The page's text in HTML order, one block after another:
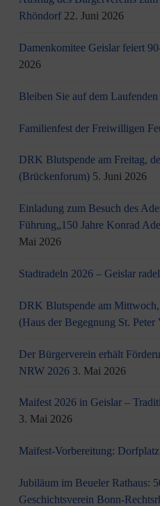
Rhöndorf 22. Juni 2026
Damenkomitee Geislar feiert
2026
Bleiben Sie auf dem Laufenden
Familienfest der Freiwilligen
DRK Blutspende am Freitag,
(Brückenforum) 5. Juni 2026
Einladung zum Besuch des
Führung„150 Jahre Konrad
Mai 2026
Stadtradeln 2026 – Geislar
DRK Blutspende am
(Haus der Begegnung St.
Der Bürgerverein erhält
NRW 2026 3. Mai 2026
Maifest 2026 in Geislar –
3. Mai 2026
Maifest-Vorbereitung:
Jubiläum im Beueler Rathaus:
Geschichtsverein Bonn-